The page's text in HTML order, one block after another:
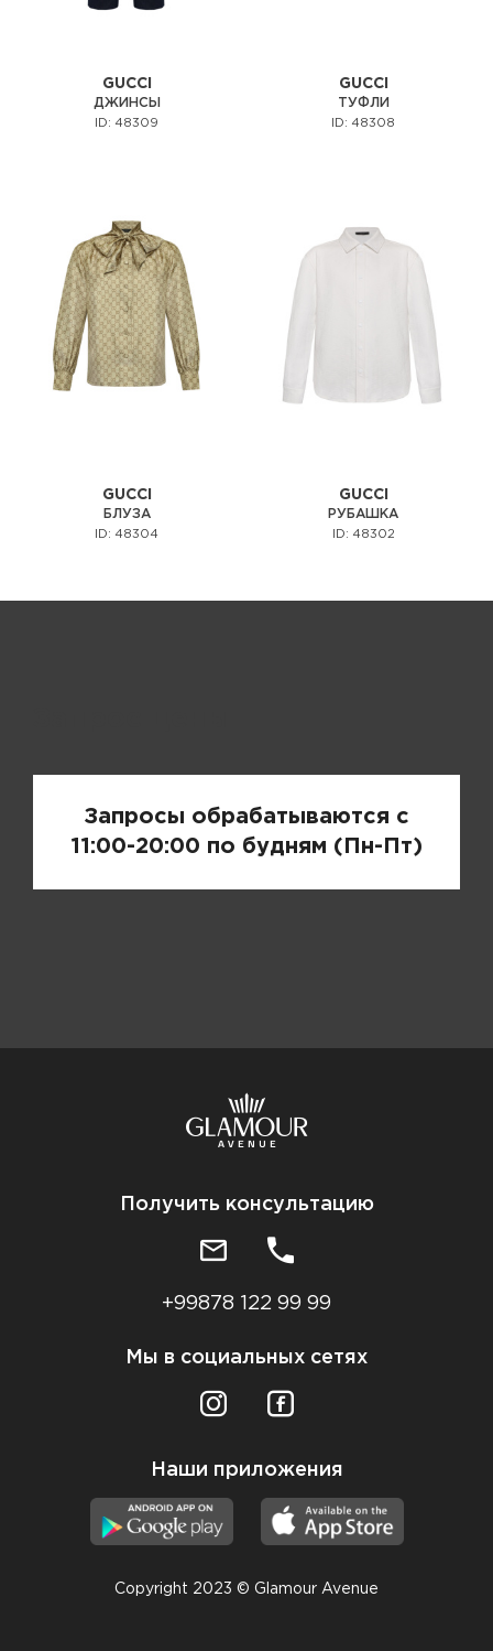
GUCCI
ДЖИНСЫ
ID: 48309
GUCCI
ТУФЛИ
ID: 48308
GUCCI
БЛУЗА
ID: 48304
GUCCI
РУБАШКА
ID: 48302
Запросы обрабатываются с
11:00-20:00 по будням (Пн-Пт)
Получить консультацию
+99878 122 99 99
Мы в социальных сетях
Наши приложения
Copyright 2023 © Glamour Avenue